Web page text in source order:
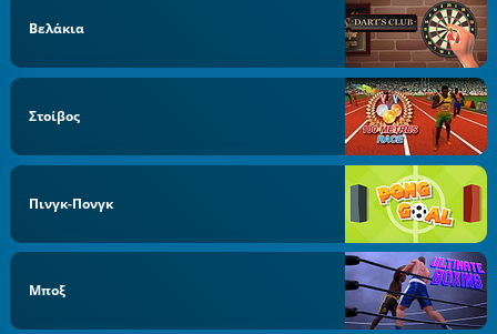
Βελάκια
Στοίβος
Πινγκ-Πονγκ
Μποξ